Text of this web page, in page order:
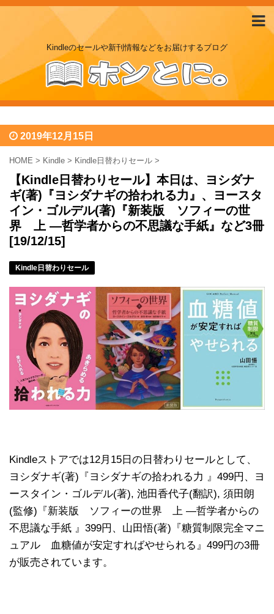
Kindleのセールや新刊情報などをお届けするブログ
2019年12月15日
HOME > Kindle > Kindle日替わりセール >
【Kindle日替わりセール】本日は、ヨシダナ
ギ(著)『ヨシダナギの拾われる力』、ヨースタ
イン・ゴルデル(著)『新装版 ソフィーの世
界 上 ―哲学者からの不思議な手紙』など3冊
[19/12/15]
Kindle日替わりセール
Kindleストアでは12月15日の日替わりセールとして、
ヨシダナギ(著)『ヨシダナギの拾われる力 』499円、ヨ
ースタイン・ゴルデル(著), 池田香代子(翻訳), 須田朗
(監修)『新装版 ソフィーの世界 上 ―哲学者からの
不思議な手紙 』399円、山田悟(著)『糖質制限完全マニ
ュアル 血糖値が安定すればやせられる』499円の3冊
が販売されています。